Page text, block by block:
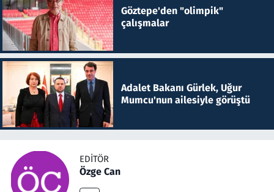
Göztepe'den "olimpik"
çalışmalar
Adalet Bakanı Gürlek, Uğur
Mumcu'nun ailesiyle görüştü
EDITÖR
Özge Can